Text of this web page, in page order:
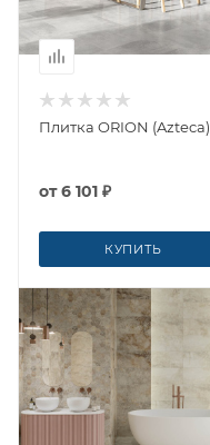
Плитка ORION (Azteca)
от6 101 ₽
КУПИТЬ